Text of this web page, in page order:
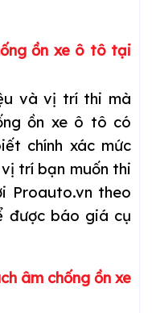
ồn xe ô tô tại
và vị trí thi mà
ồn xe ô tô có
chính xác mức
trí bạn muốn thi
Proauto.vn theo
được báo giá cụ
âm chống ồn xe